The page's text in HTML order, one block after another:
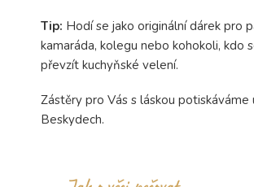
Tip: Hodí se jako originální dárek pro
kamaráda, kolegu nebo kohokoli, kdo
převzít kuchyňské velení.
Zástěry pro Vás s láskou potiskáváme
Beskydech.